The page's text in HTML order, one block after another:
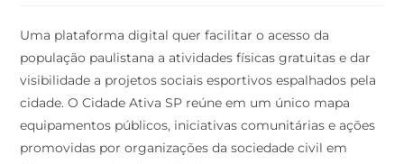
Uma plataforma digital quer facilitar o acesso da
população paulistana a atividades físicas gratuitas e dar
visibilidade a projetos sociais esportivos espalhados pela
cidade. O Cidade Ativa SP reúne em um único mapa
equipamentos públicos, iniciativas comunitárias e ações
promovidas por organizações da sociedade civil em